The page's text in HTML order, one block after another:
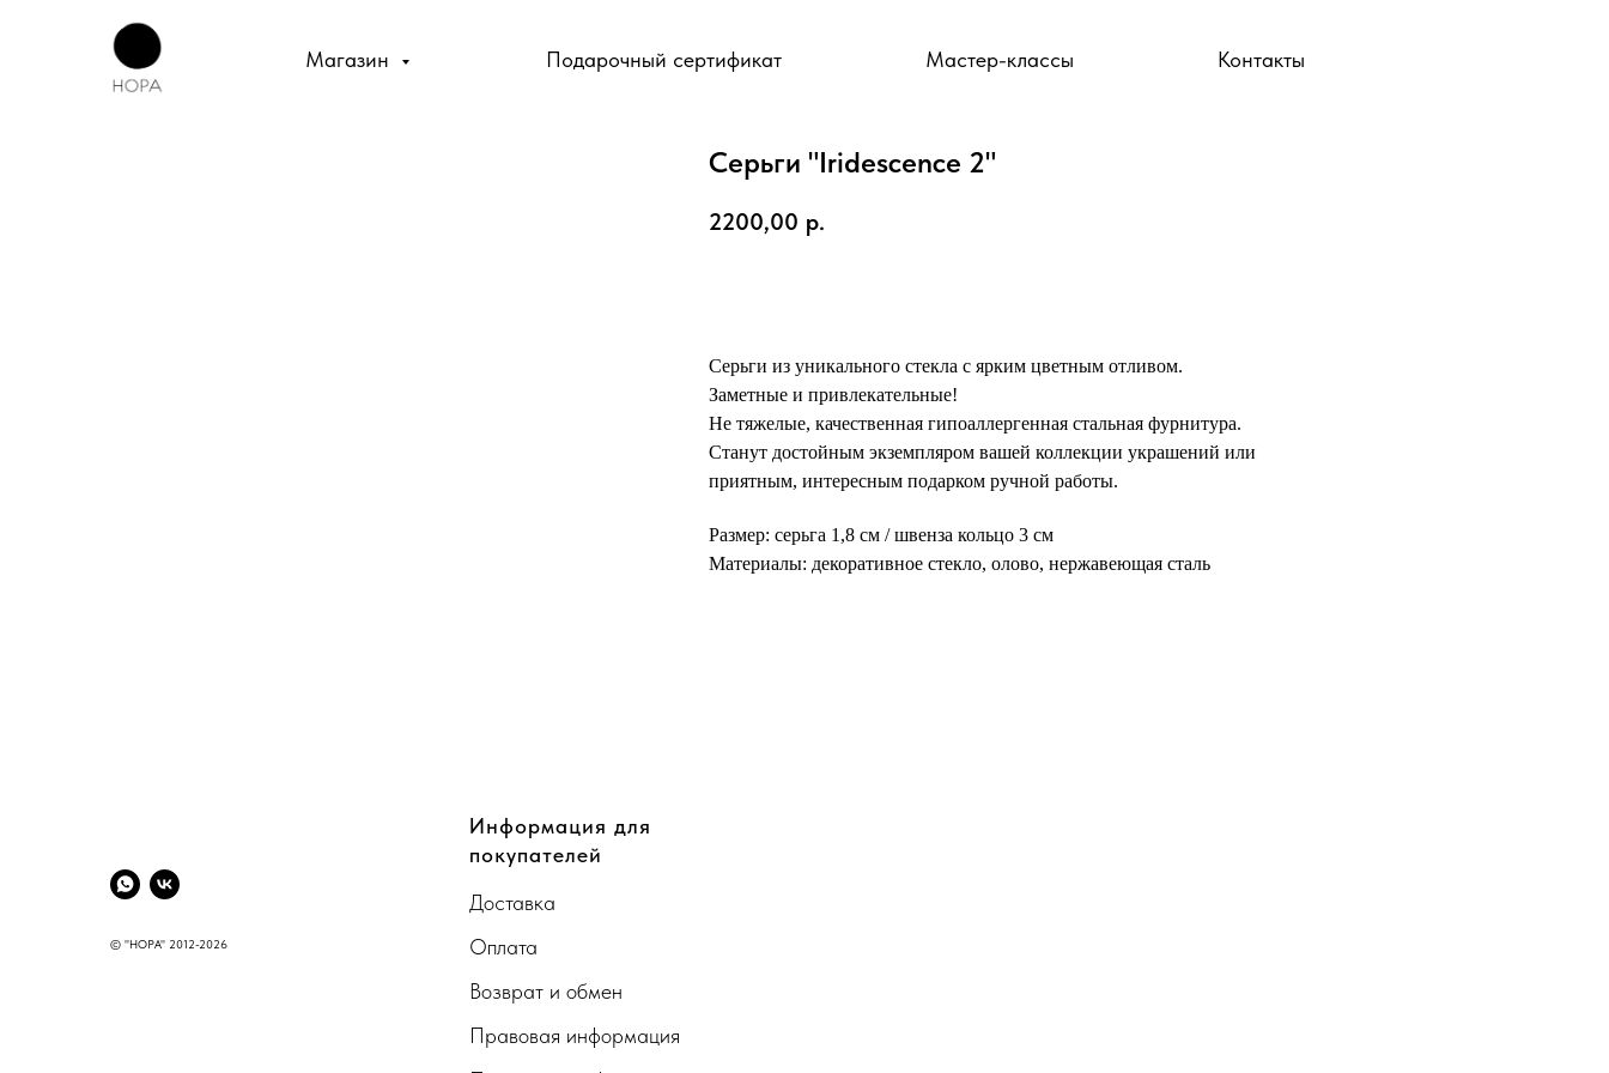
Магазин Подарочный сертификат Мастер-классы Контакты
Серьги "Iridescence 2"
2200,00 р.
Серьги из уникального стекла с ярким цветным отливом.
Заметные и привлекательные!
Не тяжелые, качественная гипоаллергенная стальная фурнитура.
Станут достойным экземпляром вашей коллекции украшений или
приятным, интересным подарком ручной работы.
Размер: серьга 1,8 см / швенза кольцо 3 см
Материалы: декоративное стекло, олово, нержавеющая сталь
© "НОРА" 2012-2026
Информация для
покупателей
Доставка
Оплата
Возврат и обмен
Правовая информация